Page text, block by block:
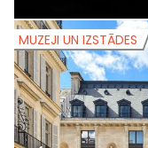
MUZEJI UN IZSTĀDES